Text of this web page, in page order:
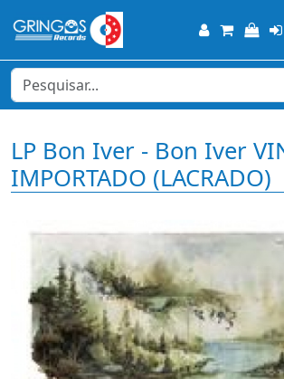
LP Bon Iver - Bon Iver
IMPORTADO (LACRADO)